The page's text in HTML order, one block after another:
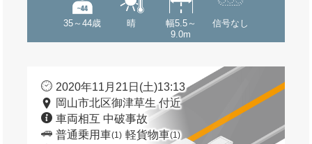
35～44歳 晴
幅5.5～
9.0m
信号なし
2020年11月21日(土)13:13
岡山市北区御津草生 付近
車両相互 中破事故
普通乗用車(1) 軽貨物車(1)